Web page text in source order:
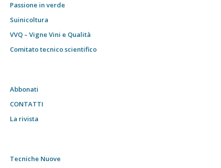
Passione in verde
Suinicoltura
VVQ – Vigne Vini e Qualità
Comitato tecnico scientifico
Abbonati
CONTATTI
La rivista
Tecniche Nuove